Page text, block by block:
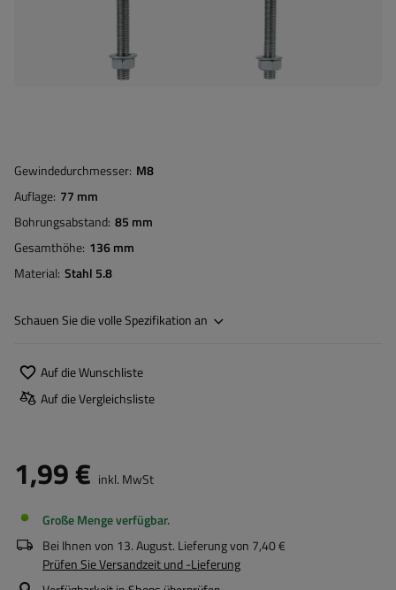
Gewindedurchmesser M8
Auflage 77 mm
Bohrungsabstand 85 mm
Gesamthöhe 136 mm
Material Stahl 5.8
Schauen Sie die volle Spezifikation an
Auf die Wunschliste
Auf die Vergleichsliste
1,99 € inkl. MwSt
Große Menge verfügbar
Bei Ihnen von 13. August. Lieferung von 7,40 €
Prüfen Sie Versandzeit und -Lieferung